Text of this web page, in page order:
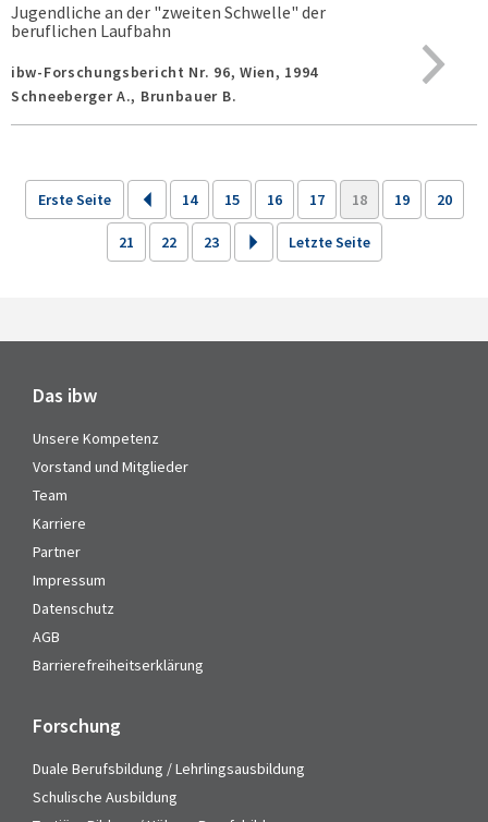
Jugendliche an der "zweiten Schwelle" der
beruflichen Laufbahn
ibw-Forschungsbericht Nr. 96, Wien, 1994
Schneeberger A., Brunbauer B.
Erste Seite 14 15 16 17 18 19 20
21 22 23 Letzte Seite
Das ibw
Unsere Kompetenz
Vorstand und Mitglieder
Team
Karriere
Partner
Impressum
Datenschutz
AGB
Barrierefreiheitserklärung
Forschung
Duale Berufsbildung / Lehrlingsausbildung
Schulische Ausbildung